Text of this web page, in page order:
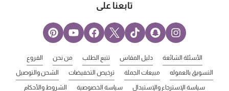
تابعنا على
الأسئلة الشائعة دليل المقاس تتبع الطلب من نحن الفروع
التسويق بالعموله مبيعات الجملة ترخيص التخفيضات الشحن والتوصيل
سياسة الإسترجاع والإستبدال سياسة الخصوصية الشروط والأحكام